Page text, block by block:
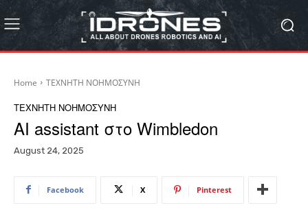
Home ΤΕΧΝΗΤΗ ΝΟΗΜΟΣΥΝΗ
ΤΕΧΝΗΤΗ ΝΟΗΜΟΣΥΝΗ
AI assistant στο Wimbledon
August 24, 2025
Facebook X Pinterest